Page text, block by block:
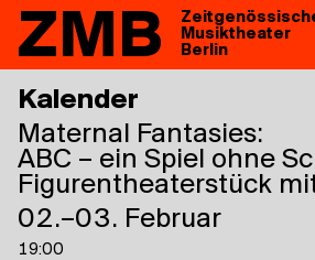
ZMB
Musiktheater
Berlin
Kalender
Maternal Fantasies:
ABC – ein Spiel ohne
Figurentheaterstück
02.–03. Februar
19:00